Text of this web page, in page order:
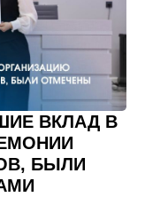
ВКЛАД В
БЫЛИ